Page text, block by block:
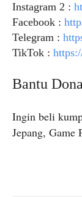
Instagram 2 :
Facebook :
Telegram :
TikTok :
Bantu
Ingin beli
Jepang,